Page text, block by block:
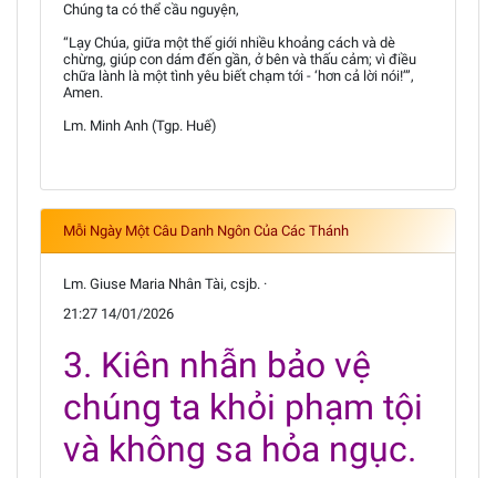
Chúng ta có thể cầu nguyện,
“Lạy Chúa, giữa một thế giới nhiều khoảng cách và dè
chừng, giúp con dám đến gần, ở bên và thấu cảm; vì điều
chữa lành là một tình yêu biết chạm tới - ‘hơn cả lời nói!’”,
Amen.
Lm. Minh Anh (Tgp. Huế)
Mỗi Ngày Một Câu Danh Ngôn Của Các Thánh
Lm. Giuse Maria Nhân Tài, csjb. ·
21:27 14/01/2026
3. Kiên nhẫn bảo vệ
chúng ta khỏi phạm tội
và không sa hỏa ngục.